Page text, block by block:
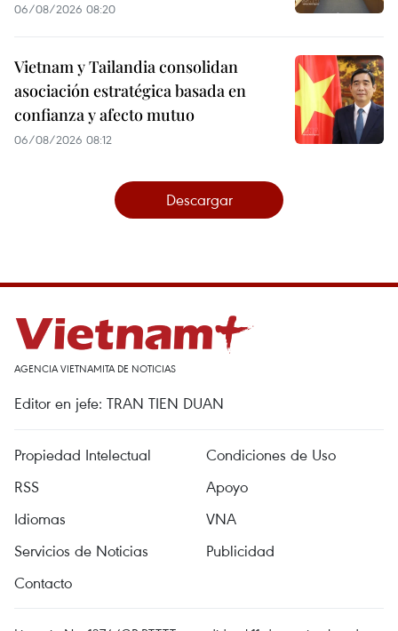
06/08/2026 08:20
Vietnam y Tailandia consolidan
asociación estratégica basada en
confianza y afecto mutuo
06/08/2026 08:12
Descargar
AGENCIA VIETNAMITA DE NOTICIAS
Editor en jefe: TRAN TIEN DUAN
Propiedad Intelectual
Condiciones de Uso
RSS
Apoyo
Idiomas
VNA
Servicios de Noticias
Publicidad
Contacto